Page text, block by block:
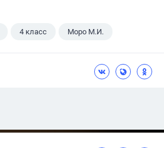
4 класс Моро М.И.